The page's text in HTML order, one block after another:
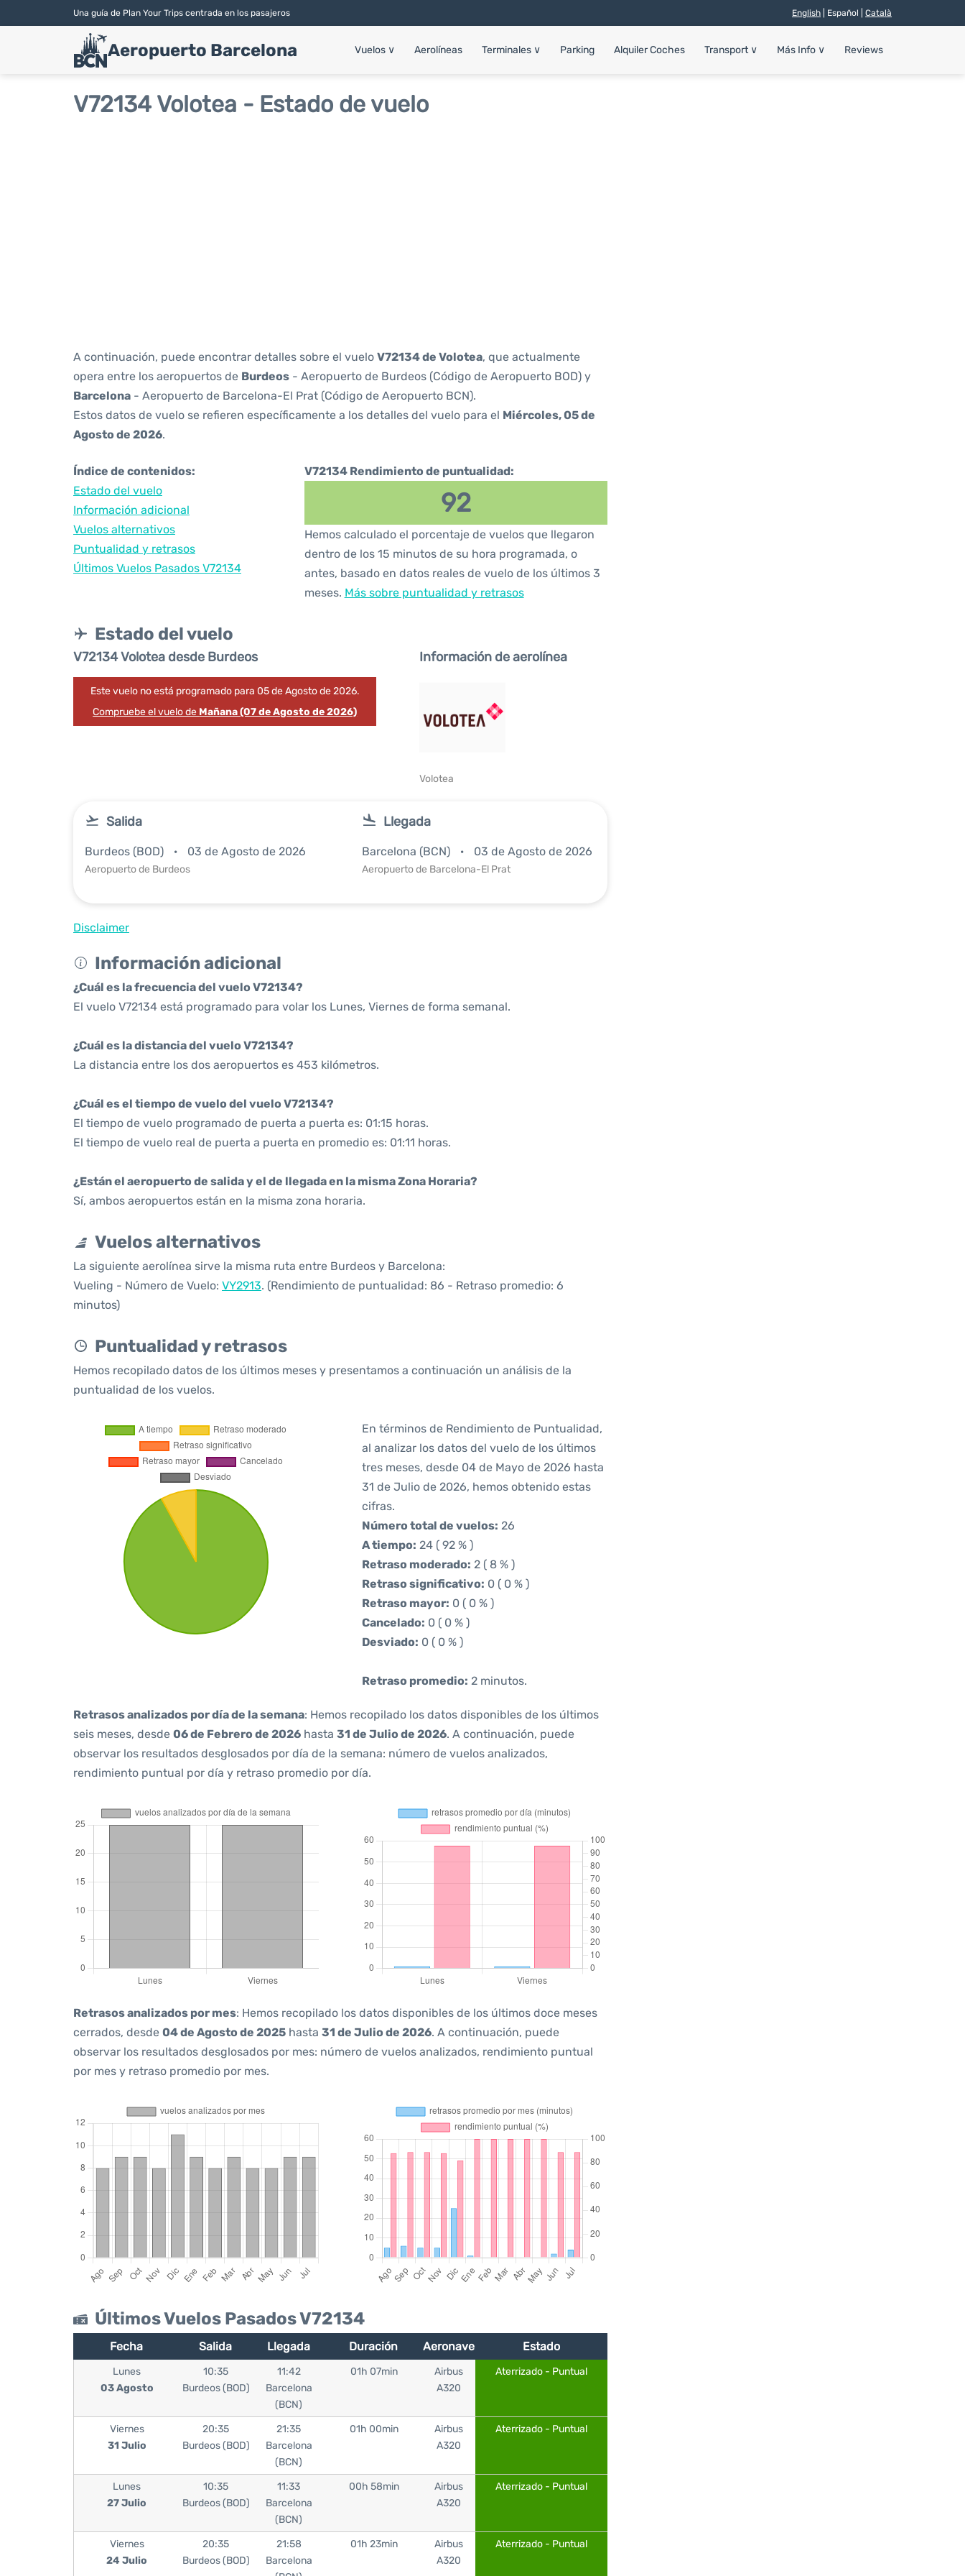
Una guía de Plan Your Trips centrada en los pasajeros English | Español | Català
Aeropuerto Barcelona Vuelos ∨ Aerolíneas Terminales ∨ Parking Alquiler Coches Transport ∨ Más Info ∨ Reviews
V72134 Volotea - Estado de vuelo
A continuación, puede encontrar detalles sobre el vuelo V72134 de Volotea, que actualmente
opera entre los aeropuertos de Burdeos - Aeropuerto de Burdeos (Código de Aeropuerto BOD) y
Barcelona - Aeropuerto de Barcelona-El Prat (Código de Aeropuerto BCN).
Estos datos de vuelo se refieren específicamente a los detalles del vuelo para el Miércoles, 05 de
Agosto de 2026.
Índice de contenidos:
Estado del vuelo
Información adicional
Vuelos alternativos
Puntualidad y retrasos
Últimos Vuelos Pasados V72134
V72134 Rendimiento de puntualidad:
92
Hemos calculado el porcentaje de vuelos que llegaron
dentro de los 15 minutos de su hora programada, o
antes, basado en datos reales de vuelo de los últimos 3
meses. Más sobre puntualidad y retrasos
Estado del vuelo
V72134 Volotea desde Burdeos
Este vuelo no está programado para 05 de Agosto de 2026.
Compruebe el vuelo de Mañana (07 de Agosto de 2026)
Información de aerolínea
Volotea
Salida
Burdeos (BOD) 03 de Agosto de 2026
Aeropuerto de Burdeos
Llegada
Barcelona (BCN) 03 de Agosto de 2026
Aeropuerto de Barcelona-El Prat
Disclaimer
Información adicional
¿Cuál es la frecuencia del vuelo V72134?
El vuelo V72134 está programado para volar los Lunes, Viernes de forma semanal.
¿Cuál es la distancia del vuelo V72134?
La distancia entre los dos aeropuertos es 453 kilómetros.
¿Cuál es el tiempo de vuelo del vuelo V72134?
El tiempo de vuelo programado de puerta a puerta es: 01:15 horas.
El tiempo de vuelo real de puerta a puerta en promedio es: 01:11 horas.
¿Están el aeropuerto de salida y el de llegada en la misma Zona Horaria?
Sí, ambos aeropuertos están en la misma zona horaria.
Vuelos alternativos
La siguiente aerolínea sirve la misma ruta entre Burdeos y Barcelona:
Vueling - Número de Vuelo: VY2913. (Rendimiento de puntualidad: 86 - Retraso promedio: 6
minutos)
Puntualidad y retrasos
Hemos recopilado datos de los últimos meses y presentamos a continuación un análisis de la
puntualidad de los vuelos.
En términos de Rendimiento de Puntualidad,
al analizar los datos del vuelo de los últimos
tres meses, desde 04 de Mayo de 2026 hasta
31 de Julio de 2026, hemos obtenido estas
cifras.
Número total de vuelos: 26
A tiempo: 24 ( 92 % )
Retraso moderado: 2 ( 8 % )
Retraso significativo: 0 ( 0 % )
Retraso mayor: 0 ( 0 % )
Cancelado: 0 ( 0 % )
Desviado: 0 ( 0 % )
Retraso promedio: 2 minutos.
Retrasos analizados por día de la semana: Hemos recopilado los datos disponibles de los últimos
seis meses, desde 06 de Febrero de 2026 hasta 31 de Julio de 2026. A continuación, puede
observar los resultados desglosados por día de la semana: número de vuelos analizados,
rendimiento puntual por día y retraso promedio por día.
Retrasos analizados por mes: Hemos recopilado los datos disponibles de los últimos doce meses
cerrados, desde 04 de Agosto de 2025 hasta 31 de Julio de 2026. A continuación, puede
observar los resultados desglosados por mes: número de vuelos analizados, rendimiento puntual
por mes y retraso promedio por mes.
Últimos Vuelos Pasados V72134
Fecha Salida Llegada Duración Aeronave Estado
Lunes
03 Agosto
10:35
Burdeos (BOD)
11:42
Barcelona
(BCN)
01h 07min
Airbus
A320
Aterrizado - Puntual
Viernes
31 Julio
20:35
Burdeos (BOD)
21:35
Barcelona
(BCN)
01h 00min
Airbus
A320
Aterrizado - Puntual
Lunes
27 Julio
10:35
Burdeos (BOD)
11:33
Barcelona
(BCN)
00h 58min
Airbus
A320
Aterrizado - Puntual
Viernes
24 Julio
20:35
Burdeos (BOD)
21:58
Barcelona
01h 23min
Airbus
A320
Aterrizado - Puntual